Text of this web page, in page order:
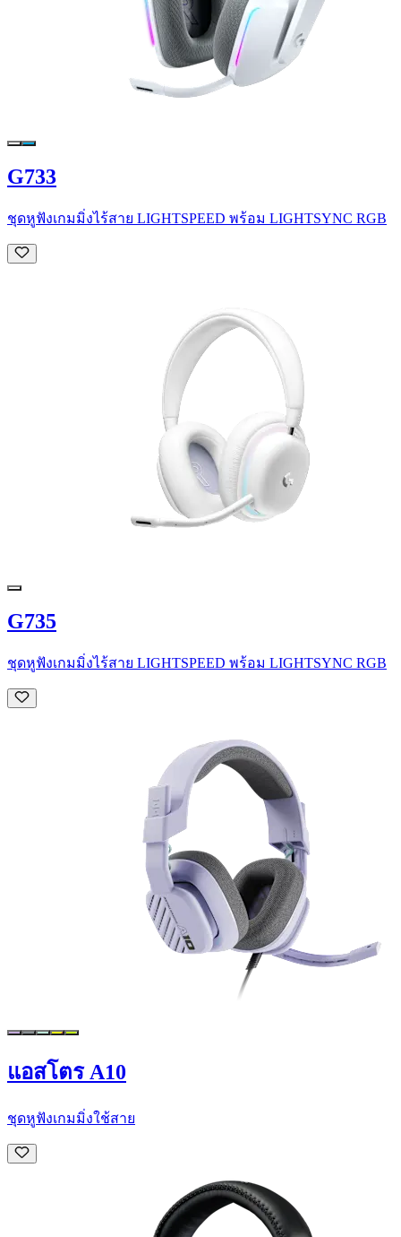
G733
ชุดหูฟังเกมมิ่งไร้สาย LIGHTSPEED พร้อม LIGHTSYNC RGB
G735
ชุดหูฟังเกมมิ่งไร้สาย LIGHTSPEED พร้อม LIGHTSYNC RGB
แอสโตร A10
ชุดหูฟังเกมมิ่งใช้สาย